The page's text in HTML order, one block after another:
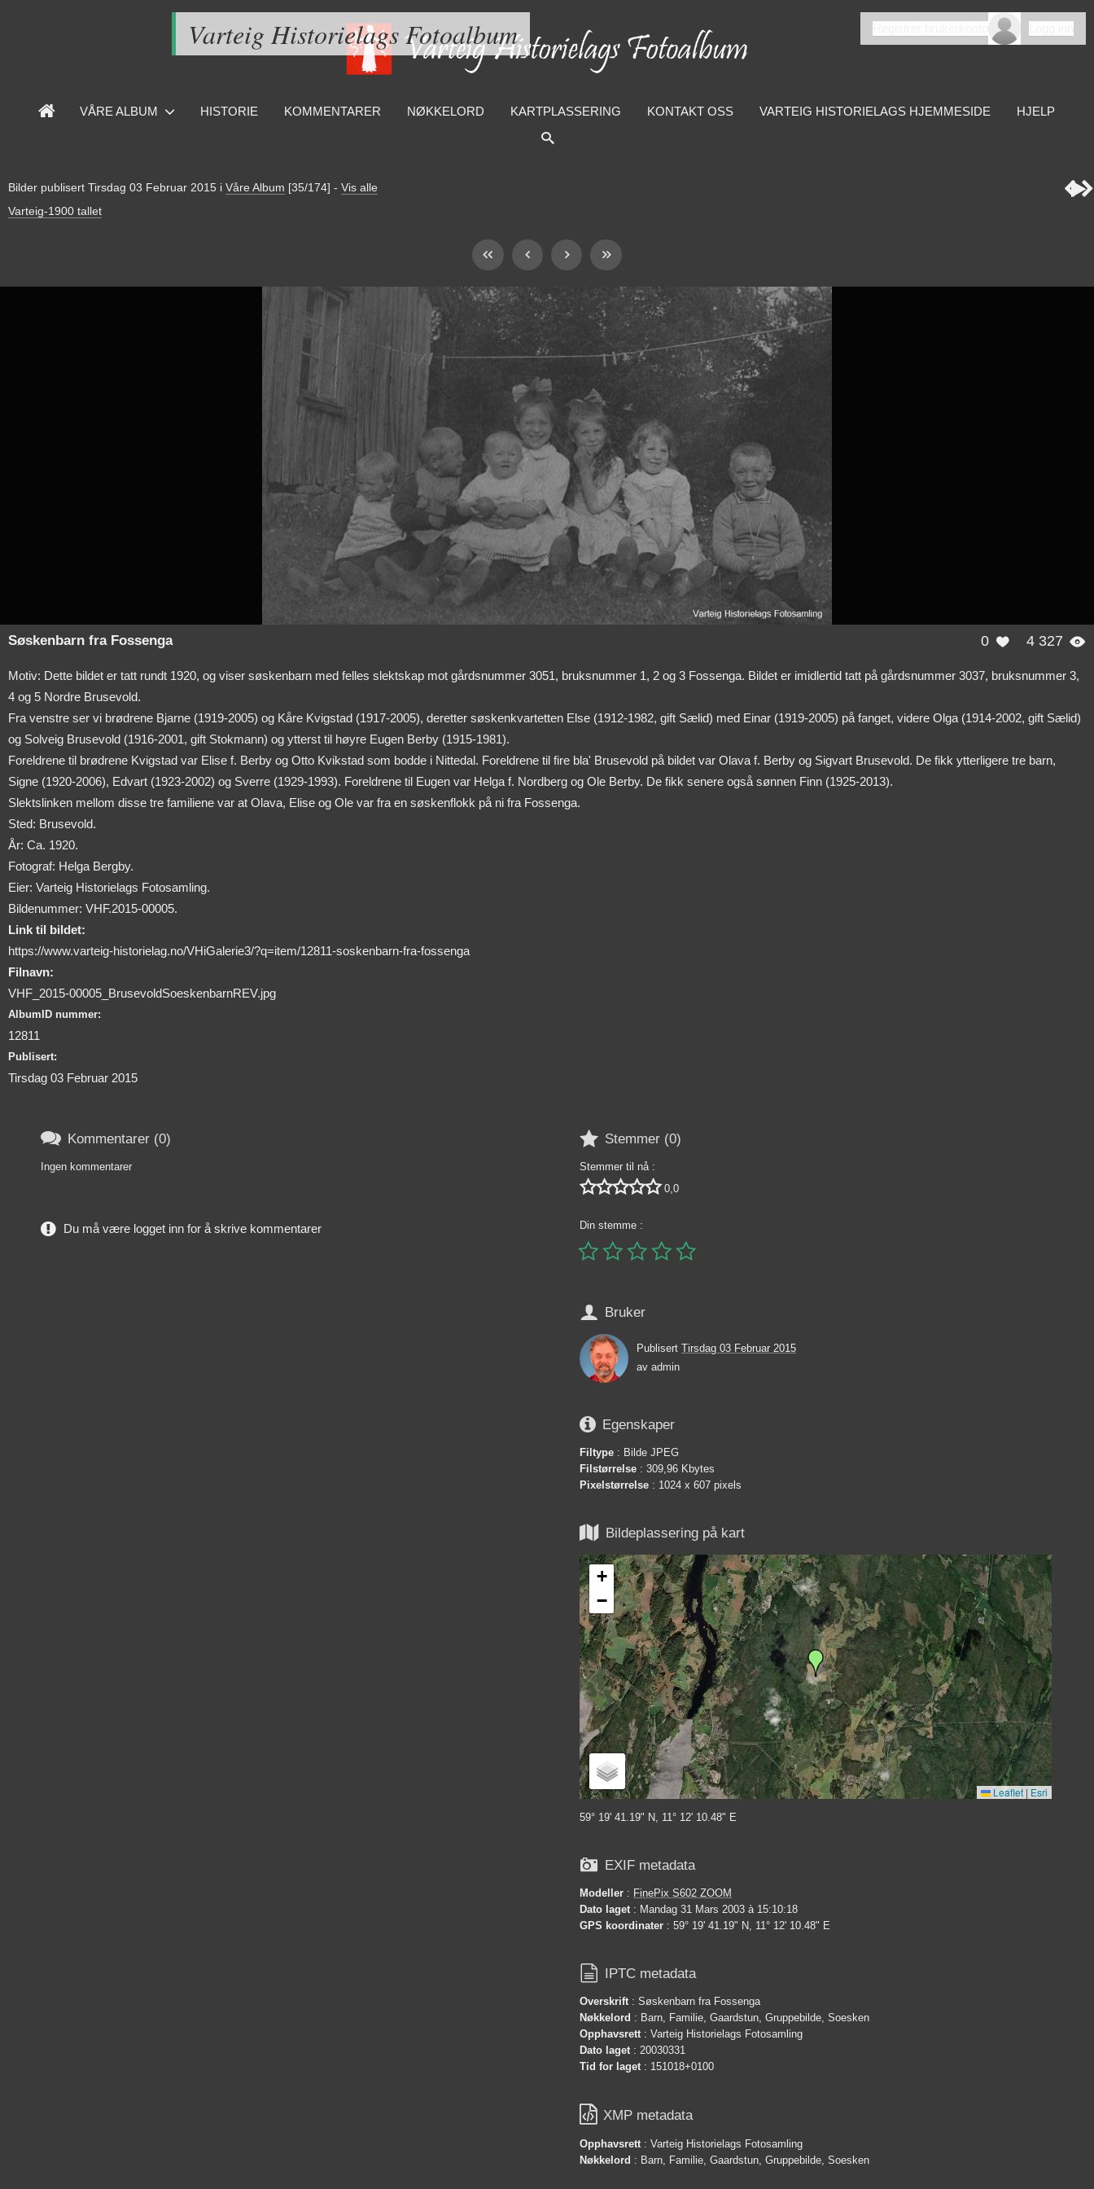
Varteig Historielags Fotoalbum
VÅRE ALBUM HISTORIE KOMMENTARER NØKKELORD KARTPLASSERING KONTAKT OSS VARTEIG HISTORIELAGS HJEMMESIDE HJELP
Bilder publisert Tirsdag 03 Februar 2015 i Våre Album [35/174] - Vis alle
Varteig-1900 tallet

0  4 327 
Søskenbarn fra Fossenga
Motiv: Dette bildet er tatt rundt 1920, og viser søskenbarn med felles slektskap mot gårdsnummer 3051, bruksnummer 1, 2 og 3 Fossenga. Bildet er imidlertid tatt på gårdsnummer 3037, bruksnummer 3,
4 og 5 Nordre Brusevold.
Fra venstre ser vi brødrene Bjarne (1919-2005) og Kåre Kvigstad (1917-2005), deretter søskenkvartetten Else (1912-1982, gift Sælid) med Einar (1919-2005) på fanget, videre Olga (1914-2002, gift Sælid)
og Solveig Brusevold (1916-2001, gift Stokmann) og ytterst til høyre Eugen Berby (1915-1981).
Foreldrene til brødrene Kvigstad var Elise f. Berby og Otto Kvikstad som bodde i Nittedal. Foreldrene til fire bla' Brusevold på bildet var Olava f. Berby og Sigvart Brusevold. De fikk ytterligere tre barn,
Signe (1920-2006), Edvart (1923-2002) og Sverre (1929-1993). Foreldrene til Eugen var Helga f. Nordberg og Ole Berby. De fikk senere også sønnen Finn (1925-2013).
Slektslinken mellom disse tre familiene var at Olava, Elise og Ole var fra en søskenflokk på ni fra Fossenga.
Sted: Brusevold.
År: Ca. 1920.
Fotograf: Helga Bergby.
Eier: Varteig Historielags Fotosamling.
Bildenummer: VHF.2015-00005.
Link til bildet:
https://www.varteig-historielag.no/VHiGalerie3/?q=item/12811-soskenbarn-fra-fossenga
Filnavn:
VHF_2015-00005_BrusevoldSoeskenbarnREV.jpg
AlbumID nummer:
12811
Publisert:
Tirsdag 03 Februar 2015
 Stemmer (0)
Stemmer til nå :
 0,0
Din stemme :

 Bruker
Publisert Tirsdag 03 Februar 2015
av admin
 Egenskaper
Filtype : Bilde JPEG
Filstørrelse : 309,96 Kbytes
Pixelstørrelse : 1024 x 607 pixels
 Bildeplassering på kart
+
−
Leaflet | Esri
59° 19' 41.19" N, 11° 12' 10.48" E
 EXIF metadata
Modeller : FinePix S602 ZOOM
Dato laget: Mandag 31 Mars 2003 à 15:10:18
GPS koordinater : 59° 19' 41.19" N, 11° 12' 10.48" E
 IPTC metadata
Overskrift: Søskenbarn fra Fossenga
Nøkkelord : Barn, Familie, Gaardstun, Gruppebilde, Soesken
Opphavsrett: Varteig Historielags Fotosamling
Dato laget: 20030331
Tid for laget: 151018+0100
 XMP metadata
Opphavsrett: Varteig Historielags Fotosamling
Nøkkelord : Barn, Familie, Gaardstun, Gruppebilde, Soesken
 Kommentarer (0)
Ingen kommentarer
Du må være logget inn for å skrive kommentarer